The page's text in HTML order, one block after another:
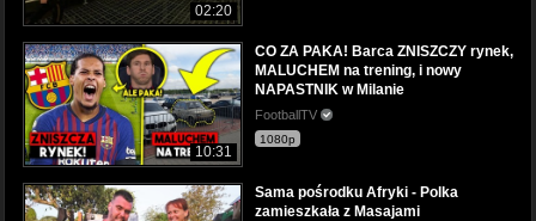
02:20
10:31
CO ZA PAKA! Barca ZNISZCZY rynek,
MALUCHEM na trening, i nowy
NAPASTNIK w Milanie
FootballTV
1080p
Sama pośrodku Afryki - Polka
zamieszkała z Masajami